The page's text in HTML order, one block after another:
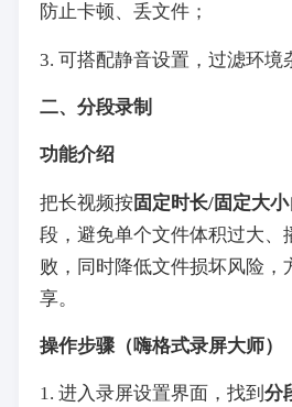
防止卡顿、丢文件；
3. 可搭配静音设置，过滤环境
二、分段录制
功能介绍
把长视频按固定时长/固定大小
段，避免单个文件体积过大、
败，同时降低文件损坏风险，
享。
操作步骤（嗨格式录屏大师）
1. 进入录屏设置界面，找到 分